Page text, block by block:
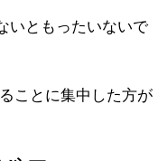
いともったいないで
ことに集中した方が